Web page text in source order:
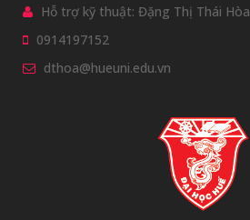
Hỗ trợ kỹ thuật: Đặng Thị Thái Hòa
0914197152
dthoa@hueuni.edu.vn